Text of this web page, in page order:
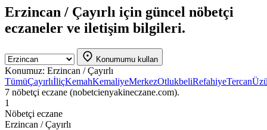
Erzincan / Çayırlı için güncel nöbetçi
eczaneler ve iletişim bilgileri.
Konumumu kullan
Konumuz: Erzincan / Çayırlı
TümüÇayırlıİliçKemahKemaliyeMerkezOtlukbeliRefahiyeTercan
7 nöbetçi eczane (nobetcienyakineczane.com).
1
Nöbetçi eczane
Erzincan / Çayırlı